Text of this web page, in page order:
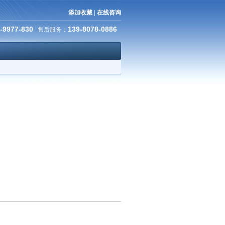
添加收藏 在线咨询
9977-830 售后服务： 139-8078-0886